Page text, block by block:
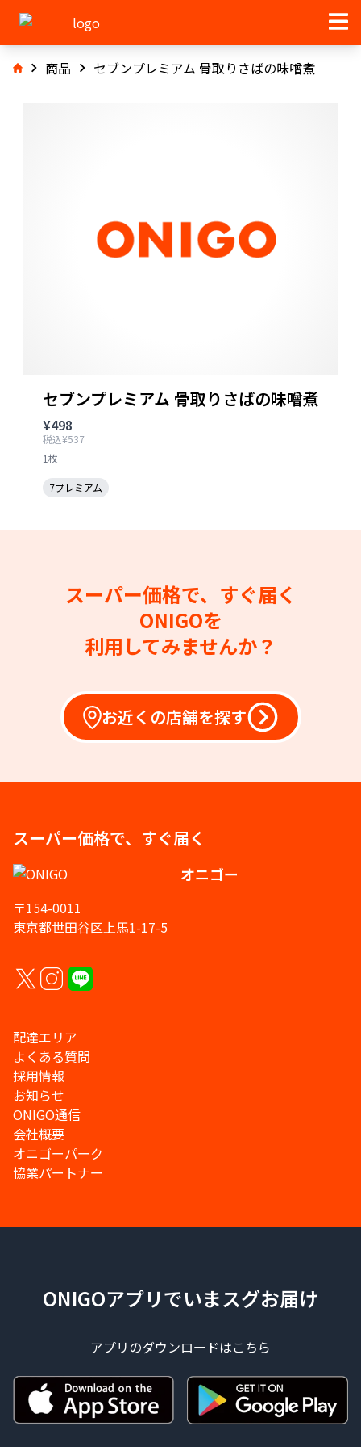
商品 セブンプレミアム 骨取りさばの味噌煮
セブンプレミアム 骨取りさばの味噌煮
¥498
税込¥537
1枚
7プレミアム
スーパー価格で、すぐ届く
ONIGOを
利用してみませんか？
お近くの店舗を探す
スーパー価格で、すぐ届く
オニゴー
〒154-0011
東京都世田谷区上馬1-17-5
配達エリア
よくある質問
採用情報
お知らせ
ONIGO通信
会社概要
オニゴーパーク
協業パートナー
ONIGOアプリでいまスグお届け
アプリのダウンロードはこちら